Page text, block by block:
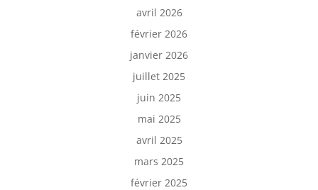
avril 2026
février 2026
janvier 2026
juillet 2025
juin 2025
mai 2025
avril 2025
mars 2025
février 2025